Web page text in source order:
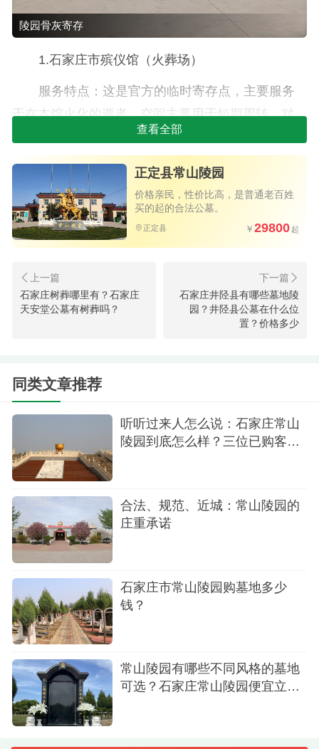
陵园骨灰寄存
1.石家庄市殡仪馆（火葬场）
服务特点：这是官方的临时寄存点，主要服务
于在本馆火化的逝者。空间主要用于短期周转，对
非本馆火化的骨灰接收可能有限制。
注意事项：如果计划长期寄存或未来直接安
葬，建议将骨灰转存至专门的陵园，以避免二次搬
迁。
2.经营性陵园（长期寄存首选）
常山陵园：寄存服务灵活，可根据家属需求选
择长期或短期寄存方案。
古中山陵园：园区环境良好，提供单双穴等多
惠活动，性价比高。
天安堂公墓：寄存设施完善，提供高、中、低
不同档次的格位，满足不同家庭的个性化需求。
安德生命纪念公园：作为新建墓园，基础设施
标准高，骨灰寄存处位于业务厅内，环境干净整
洁、清幽静谧。
查看全部
正定县常山陵园
价格亲民，性价比高，是普通老百姓
买的起的合法公墓。
正定县 29800
石家庄树葬哪里有？石家庄
天安堂公墓有树葬吗？
石家庄井陉县有哪些墓地陵
园？井陉县公墓在什么位
置？价格多少
同类文章推荐
听听过来人怎么说：石家庄常山
陵园到底怎么样？三位已购客户
合法、规范、近城：常山陵园的
庄重承诺
石家庄市常山陵园购墓地多少
钱？
常山陵园有哪些不同风格的墓地
可选？石家庄常山陵园便宜立碑